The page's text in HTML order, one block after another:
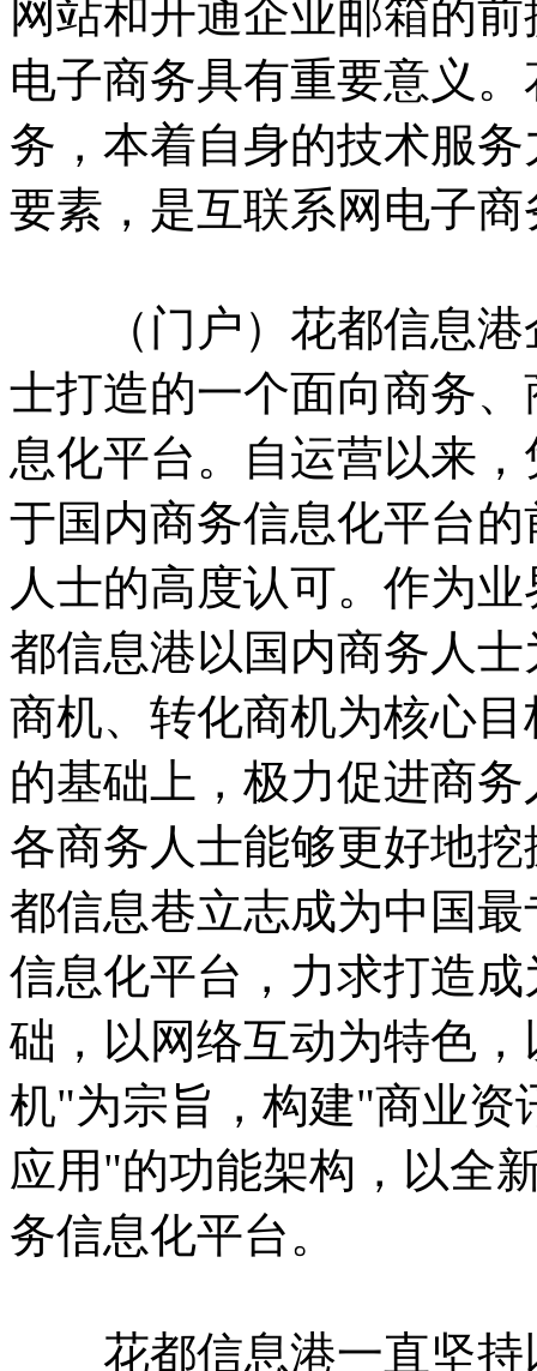
网站和开通企业邮箱的
电子商务具有重要意义
务，本着自身的技术服
要素，是互联系网电子
（门户）花都信息港
士打造的一个面向商务
息化平台。自运营以来
于国内商务信息化平台
人士的高度认可。作为
都信息港以国内商务人
商机、转化商机为核心
的基础上，极力促进商
各商务人士能够更好地
都信息巷立志成为中国
信息化平台，力求打造
础，以网络互动为特色
机"为宗旨，构建"商业资
应用"的功能架构，以全
务信息化平台。
花都信息港一直坚持